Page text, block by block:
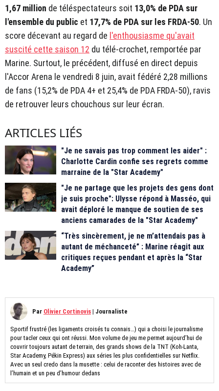
1,67 million de téléspectateurs soit 13,0% de PDA sur
l'ensemble du public et 17,7% de PDA sur les FRDA-50. Un
score décevant au regard de l'enthousiasme qu'avait
suscité cette saison 12 du télé-crochet, remportée par
Marine. Surtout, le précédent, diffusé en direct depuis
l'Accor Arena le vendredi 8 juin, avait fédéré 2,28 millions
de fans (15,2% de PDA 4+ et 25,4% de PDA FRDA-50), ravis
de retrouver leurs chouchous sur leur écran.
ARTICLES LIÉS
"Je ne savais pas trop comment les aider" :
Charlotte Cardin confie ses regrets comme
marraine de la "Star Academy"
"Je ne partage que les projets des gens dont
je suis proche": Ulysse répond à Masséo, qui
avait déploré le manque de soutien de ses
anciens camarades de la "Star Academy"
“Très sincèrement, je ne m’attendais pas à
autant de méchanceté” : Marine réagit aux
critiques reçues pendant et après la “Star
Academy”
Par Olivier Cortinovis | Journaliste
Sportif frustré (les ligaments croisés tu connais…) qui a choisi le journalisme
pour tacler ceux qui ont réussi. Mon volume de jeu me permet aujourd’hui de
couvrir toujours autant de terrain, des grands shows de la TNT (Koh-Lanta,
Star Academy, Pékin Express) aux séries les plus confidentielles sur Netflix.
Avec un seul credo dans la musette : celui de raconter des histoires avec de
l’humain et un peu d’humour dedans